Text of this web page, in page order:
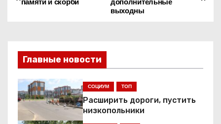
а
и
г
а
ц
выходны
Главные новости
СОЦИУМ ТОП
Расширить дороги, пустить
низкопольники